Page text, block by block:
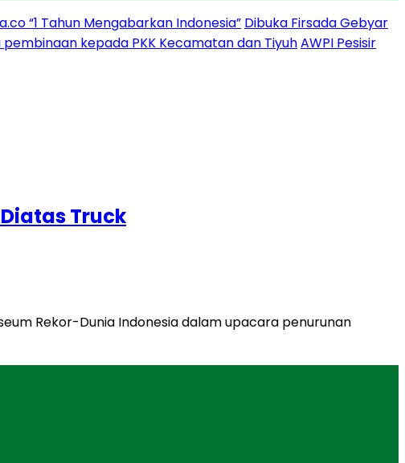
“1 Tahun Mengabarkan Indonesia” Dibuka Firsada Gebyar
pembinaan kepada PKK Kecamatan dan TiyuhAWPI Pesisir
Truck
Rekor-Dunia Indonesia dalam upacara penurunan